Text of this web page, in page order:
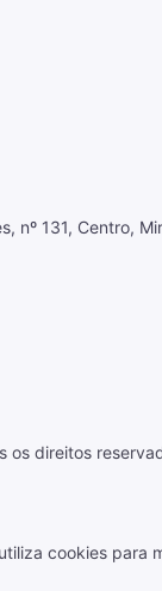
nº 131, Centro,
os direitos
cookies para